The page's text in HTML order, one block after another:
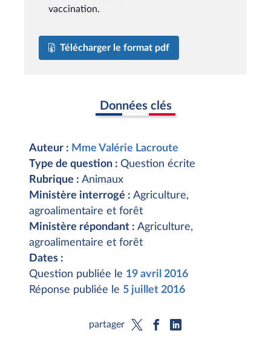
vaccination.
Télécharger le format pdf
Données clés
Auteur : Mme Valérie Lacroute
Type de question : Question écrite
Rubrique : Animaux
Ministère interrogé : Agriculture,
agroalimentaire et forêt
Ministère répondant : Agriculture,
agroalimentaire et forêt
Dates :
Question publiée le 19 avril 2016
Réponse publiée le 5 juillet 2016
partager